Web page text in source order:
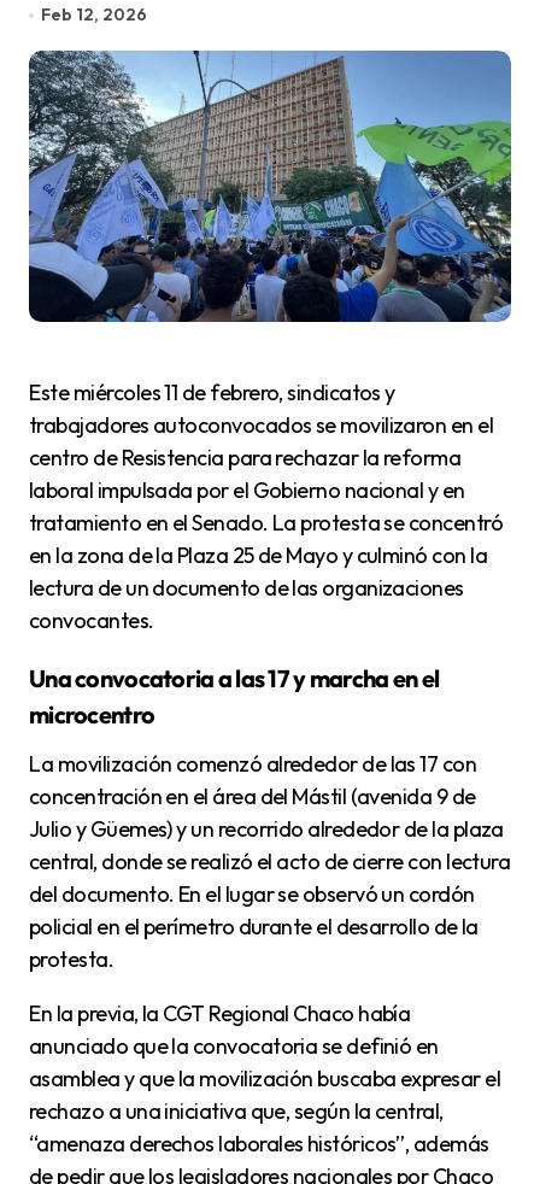
Feb 12, 2026
Este miércoles 11 de febrero, sindicatos y
trabajadores autoconvocados se movilizaron en el
centro de Resistencia para rechazar la reforma
laboral impulsada por el Gobierno nacional y en
tratamiento en el Senado. La protesta se concentró
en la zona de la Plaza 25 de Mayo y culminó con la
lectura de un documento de las organizaciones
convocantes.
Una convocatoria a las 17 y marcha en el
microcentro
La movilización comenzó alrededor de las 17 con
concentración en el área del Mástil (avenida 9 de
Julio y Güemes) y un recorrido alrededor de la plaza
central, donde se realizó el acto de cierre con lectura
del documento. En el lugar se observó un cordón
policial en el perímetro durante el desarrollo de la
protesta.
En la previa, la CGT Regional Chaco había
anunciado que la convocatoria se definió en
asamblea y que la movilización buscaba expresar el
rechazo a una iniciativa que, según la central,
“amenaza derechos laborales históricos”, además
de pedir que los legisladores nacionales por Chaco